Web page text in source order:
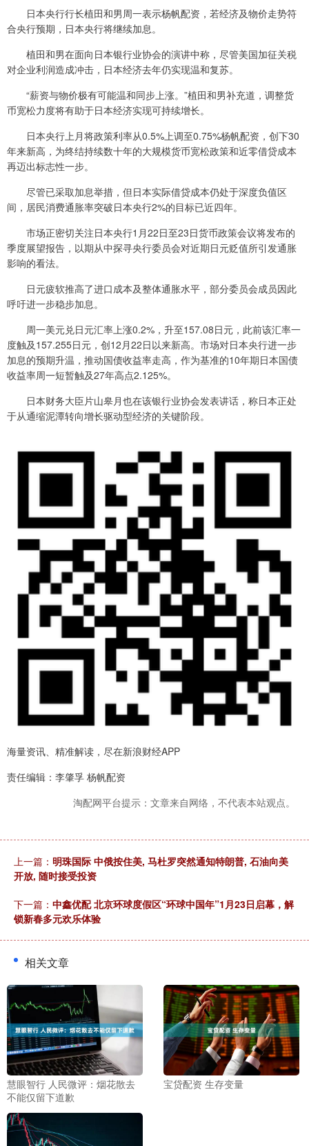
日本央行行长植田和男周一表示杨帆配资，若经济及物价走势符
合央行预期，日本央行将继续加息。
植田和男在面向日本银行业协会的演讲中称，尽管美国加征关税
对企业利润造成冲击，日本经济去年仍实现温和复苏。
“薪资与物价极有可能温和同步上涨。”植田和男补充道，调整货
币宽松力度将有助于日本经济实现可持续增长。
日本央行上月将政策利率从0.5%上调至0.75%杨帆配资，创下30
年来新高，为终结持续数十年的大规模货币宽松政策和近零借贷成本
再迈出标志性一步。
尽管已采取加息举措，但日本实际借贷成本仍处于深度负值区
间，居民消费通胀率突破日本央行2%的目标已近四年。
市场正密切关注日本央行1月22日至23日货币政策会议将发布的
季度展望报告，以期从中探寻央行委员会对近期日元贬值所引发通胀
影响的看法。
日元疲软推高了进口成本及整体通胀水平，部分委员会成员因此
呼吁进一步稳步加息。
周一美元兑日元汇率上涨0.2%，升至157.08日元，此前该汇率一
度触及157.255日元，创12月22日以来新高。市场对日本央行进一步
加息的预期升温，推动国债收益率走高，作为基准的10年期日本国债
收益率周一短暂触及27年高点2.125%。
日本财务大臣片山皋月也在该银行业协会发表讲话，称日本正处
于从通缩泥潭转向增长驱动型经济的关键阶段。
海量资讯、精准解读，尽在新浪财经APP
责任编辑：李肇孚 杨帆配资
淘配网平台提示：文章来自网络，不代表本站观点。
上一篇： 明珠国际 中俄按住美, 马杜罗突然通知特朗普, 石油向美
开放, 随时接受投资
下一篇： 中鑫优配 北京环球度假区“环球中国年”1月23日启幕，解
锁新春多元欢乐体验
相关文章
慧眼智行 人民微评：烟花散去
不能仅留下道歉
宝贷配资 生存变量